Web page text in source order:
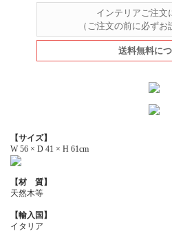
インテリアご注文
（ご注文の前に必ずお
送料無料に
【サイズ】
W 56 × D 41 × H 61cm
【材 質】
天然木等
【輸入国】
イタリア